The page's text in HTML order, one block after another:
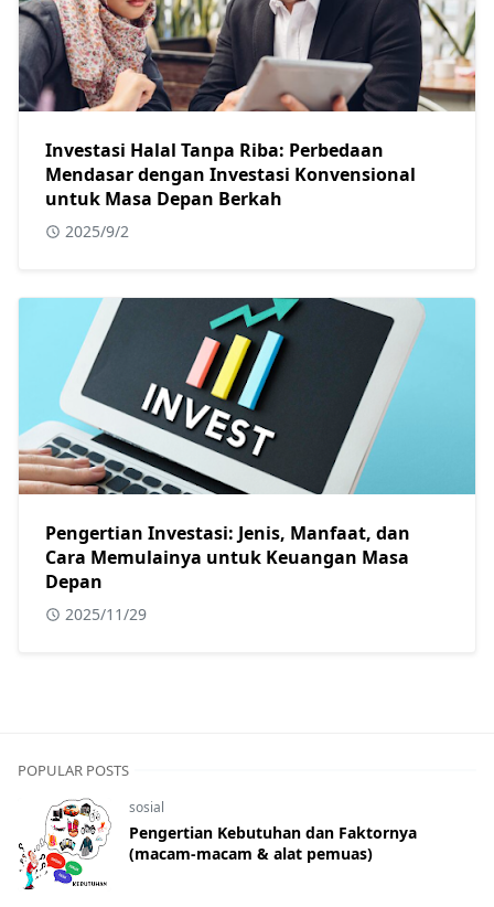
Investasi Halal Tanpa Riba: Perbedaan
Mendasar dengan Investasi Konvensional
untuk Masa Depan Berkah
2025/9/2
Pengertian Investasi: Jenis, Manfaat, dan
Cara Memulainya untuk Keuangan Masa
Depan
2025/11/29
POPULAR POSTS
sosial
Pengertian Kebutuhan dan Faktornya
(macam-macam & alat pemuas)